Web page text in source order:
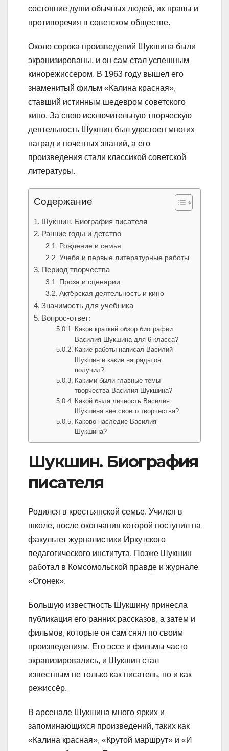
состояние души обычных людей, их нравы и
противоречия в советском обществе.
Около сорока произведений Шукшина были
экранизированы, и он сам стал успешным
кинорежиссером. В 1963 году вышел его
знаменитый фильм «Калина красная»,
ставший истинным шедевром советского
кино. За свою исключительную творческую
деятельность Шукшин был удостоен многих
наград и почетных званий, а его
произведения стали классикой советской
литературы.
Содержание
Шукшин. Биография писателя
Ранние годы и детство
Рождение и семья
Учеба и первые литературные работы
Период творчества
Проза и сценарии
Актёрская деятельность и кино
Значимость для учебника
Вопрос-ответ:
Каков краткий обзор биографии
Василия Шукшина для 6 класса?
Какие работы написал Василий
Шукшин и какие награды он
получил?
Какими были главные темы
творчества Василия Шукшина?
Какой была личность Василия
Шукшина вне своего творчества?
Каково наследие Василия
Шукшина?
Шукшин. Биография
писателя
Родился в крестьянской семье. Учился в
школе, после окончания которой поступил на
факультет журналистики Иркутского
педагогического института. Позже Шукшин
работал в Комсомольской правде и журнале
«Огонек».
Большую известность Шукшину принесла
публикация его ранних рассказов, а затем и
фильмов, которые он сам снял по своим
произведениям. Его эссе и фильмы часто
экранизировались, и Шукшин стал
известным не только как писатель, но и как
режиссёр.
В арсенале Шукшина много ярких и
запоминающихся произведений, таких как
«Калина красная», «Крутой маршрут» и «И